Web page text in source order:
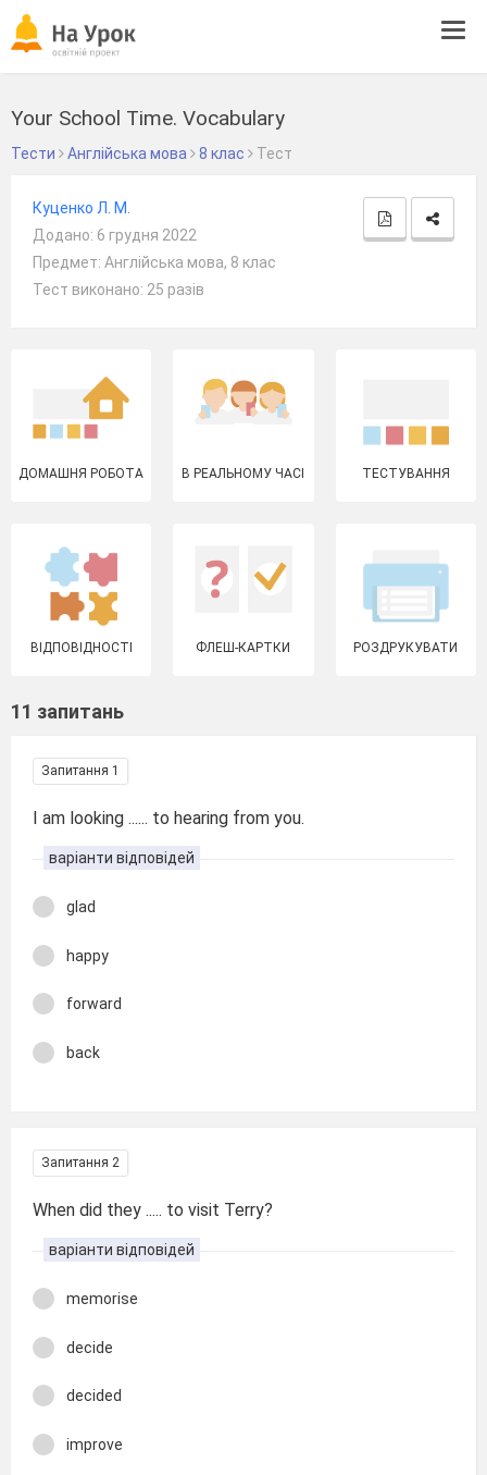
Your School Time. Vocabulary
Тести Англійська мова 8 клас Тест
Куценко Л. М.
Додано: 6 грудня 2022
Предмет: Англійська мова, 8 клас
Тест виконано: 25 разів
ДОМАШНЯ РОБОТА В РЕАЛЬНОМУ ЧАСІ ТЕСТУВАННЯ
ВІДПОВІДНОСТІ ФЛЕШ-КАРТКИ РОЗДРУКУВАТИ
11 запитань
Запитання 1
I am looking ...... to hearing from you.
варіанти відповідей
glad
happy
forward
back
Запитання 2
When did they ..... to visit Terry?
варіанти відповідей
memorise
decide
decided
improve